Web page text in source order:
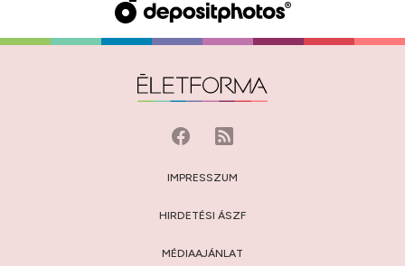
IMPRESSZUM
HIRDETÉSI ÁSZF
MÉDIAAJÁNLAT